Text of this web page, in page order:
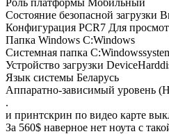
Состояние безопасной загрузки
Конфигурация PCR7 Для
Папка Windows C:Windows
Системная папка
Устройство загрузки
Язык системы Беларусь
Аппаратно-зависимый уровень
.
и принтскрин по видео карте
За 560$ наверное нет ноута с